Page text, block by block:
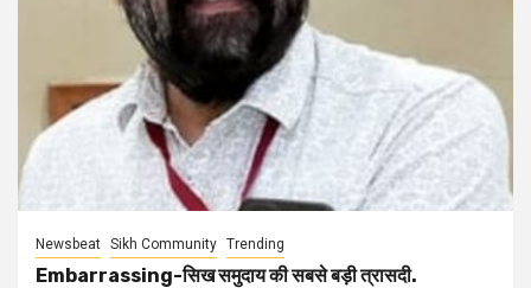
Newsbeat Sikh Community Trending
Embarrassing-सिख समुदाय की सबसे बड़ी त्रासदी.